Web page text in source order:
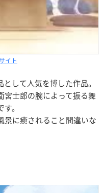
イト
して人気を博した作品。
宮士郎の腕によって振る舞
。
景に癒されること間違いな